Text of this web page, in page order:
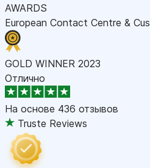
AWARDS
European Contact Centre &
GOLD WINNER 2023
Отлично
На основе 436 отзывов
Truste Reviews